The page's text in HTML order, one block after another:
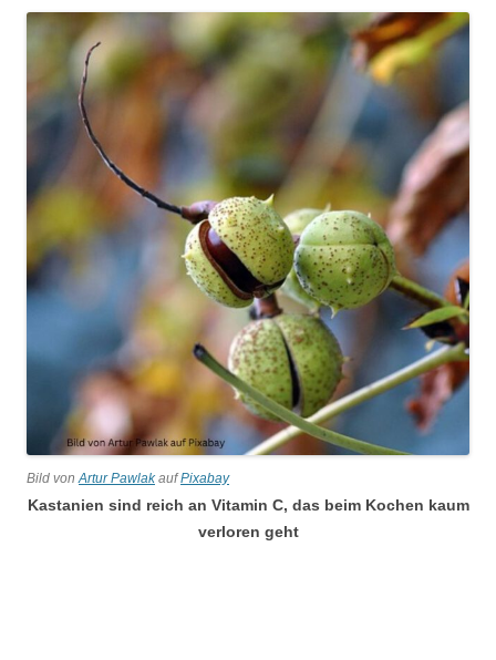
Bild vonArtur PawlakaufPixabay
Kastanien sind reich an Vitamin C, das beim Kochen kaum
verloren geht